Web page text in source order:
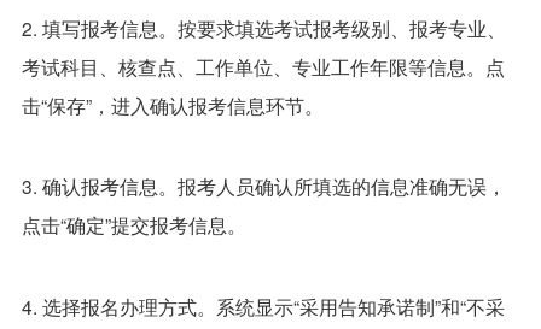
2. 填写报考信息。按要求填选考试报考级别、报考专业、
考试科目、核查点、工作单位、专业工作年限等信息。点
击“保存”，进入确认报考信息环节。
3. 确认报考信息。报考人员确认所填选的信息准确无误，
点击“确定”提交报考信息。
4. 选择报名办理方式。系统显示“采用告知承诺制”和“不采